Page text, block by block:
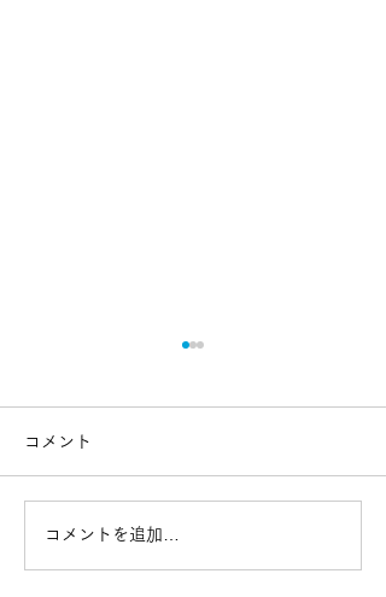
なぜ住商が量子コンピュ
コメント
コメントを追加…